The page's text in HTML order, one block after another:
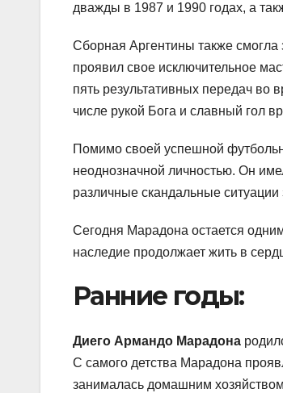
дважды в 1987 и 1990 годах, а
Сборная Аргентины также смогла
проявил свое исключительное
пять результативных передач во
числе рукой Бога и славный гол
Помимо своей успешной
неоднозначной личностью. Он
различные скандальные
Сегодня Марадона остается
наследие продолжает жить в
Ранние годы:
Диего Армандо Марадона
С самого детства Марадона
занималась домашним